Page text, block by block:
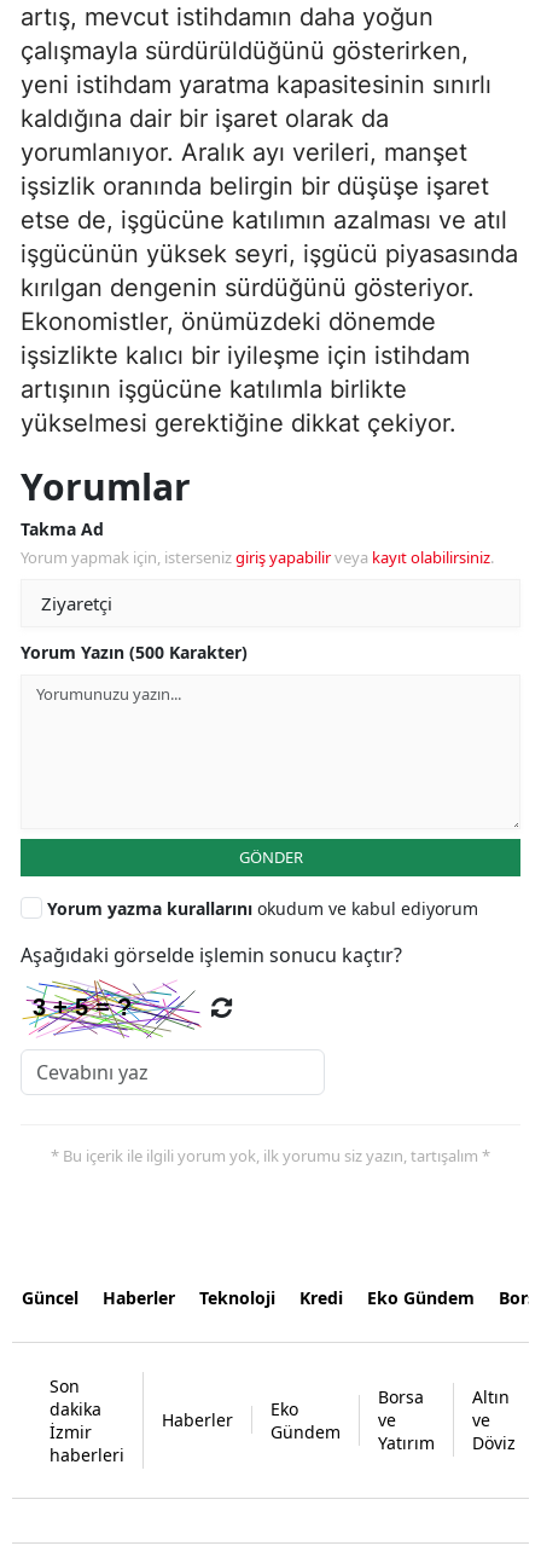
artış, mevcut istihdamın daha yoğun
çalışmayla sürdürüldüğünü gösterirken,
yeni istihdam yaratma kapasitesinin sınırlı
kaldığına dair bir işaret olarak da
yorumlanıyor. Aralık ayı verileri, manşet
işsizlik oranında belirgin bir düşüşe işaret
etse de, işgücüne katılımın azalması ve atıl
işgücünün yüksek seyri, işgücü piyasasında
kırılgan dengenin sürdüğünü gösteriyor.
Ekonomistler, önümüzdeki dönemde
işsizlikte kalıcı bir iyileşme için istihdam
artışının işgücüne katılımla birlikte
yükselmesi gerektiğine dikkat çekiyor.
Yorumlar
Takma Ad
Yorum yapmak için, istersenizgiriş yapabilirveya kayıt olabilirsiniz.
Yorum Yazın (500 Karakter)
GÖNDER
Yorum yazma kurallarını okudum ve kabul ediyorum
Aşağıdaki görselde işlemin sonucu kaçtır?
* Bu içerik ile ilgili yorum yok, ilk yorumu siz yazın, tartışalım *
Güncel Haberler Teknoloji Kredi Eko Gündem
Son
dakika
İzmir
haberleri
Haberler
Eko
Gündem
Borsa
ve
Yatırım
Altın
ve
Döviz